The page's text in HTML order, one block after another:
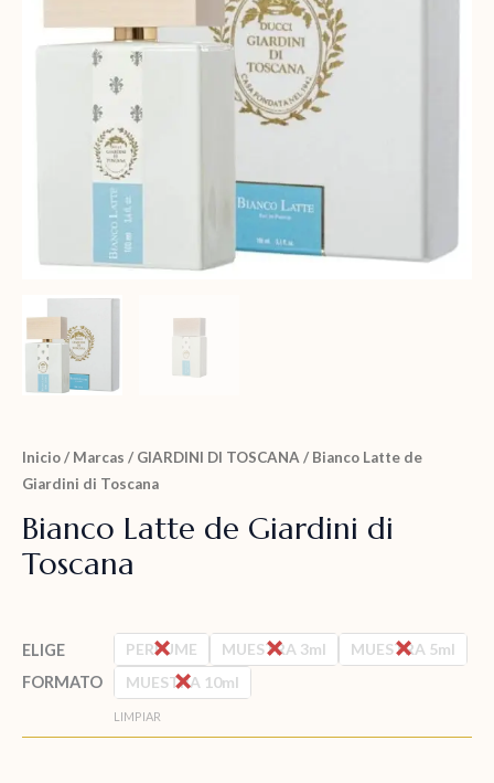
Inicio/ Marcas / GIARDINI DI TOSCANA / Bianco Latte de
Giardini di Toscana
Bianco Latte de Giardini di
Toscana
ELIGE
FORMATO
PERFUME MUESTRA 3ml
MUESTRA 5ml
MUESTRA 10ml
LIMPIAR